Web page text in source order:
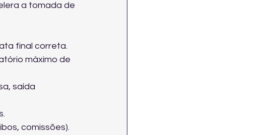
a tomada de
final correta.
máximo de
saída
comissões).